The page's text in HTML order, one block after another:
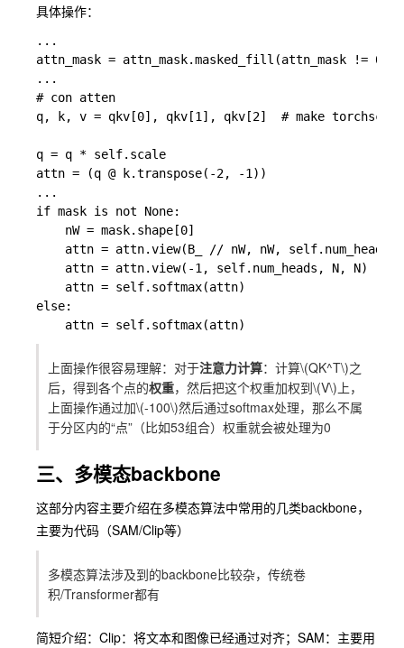
具体操作：
...
attn_mask = attn_mask.masked_fill(attn_mask !=
...
# con atten
q, k, v = qkv[0], qkv[1], qkv[2]  # make
q = q * self.scale
attn = (q @ k.transpose(-2, -1))
...
if mask is not None:
    nW = mask.shape[0]
attn = attn.view(B_ // nW, nW,
    attn = attn.view(-1, self.num_heads, N, N)
    attn = self.softmax(attn)
else:
上面操作很容易理解：对于注意力计算：计算\(QK^T\)之
后，得到各个点的权重，然后把这个权重加权到\(V\) 上，
上面操作通过加\(-100\)然后通过softmax处理，那么不属
于分区内的“点”（比如53组合）权重就会被处理为0
三、多模态backbone
这部分内容主要介绍在多模态算法中常用的几类backbone，
主要为代码（SAM/Clip等）
多模态算法涉及到的backbone比较杂，传统卷
积/Transformer都有
简短介绍： Clip：将文本和图像已经通过对齐； SAM：主要用